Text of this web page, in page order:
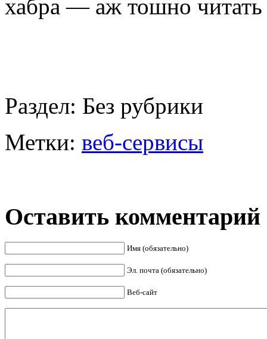
хабра — аж тошно
Раздел: Без рубрики
Метки: веб-сервисы
Оставить комментарий
Имя (обязательно)
Эл. почта (обязательно)
Веб-сайт